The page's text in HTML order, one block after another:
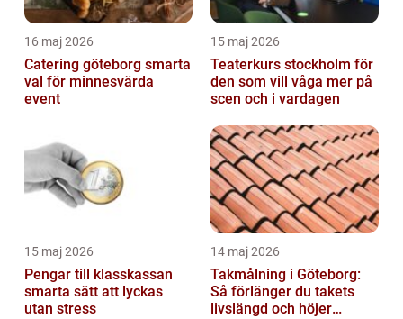
16 maj 2026
Catering göteborg smarta
val för minnesvärda
event
15 maj 2026
Teaterkurs stockholm för
den som vill våga mer på
scen och i vardagen
15 maj 2026
Pengar till klasskassan
smarta sätt att lyckas
utan stress
14 maj 2026
Takmålning i Göteborg:
Så förlänger du takets
livslängd och höjer